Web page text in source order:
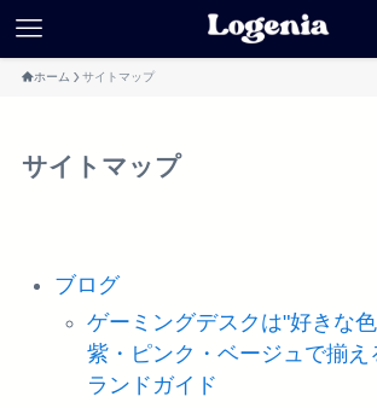
ホーム サイトマップ
サイトマップ
ブログ
ゲーミングデスクは"好きな色
紫・ピンク・ベージュで揃え
ランドガイド